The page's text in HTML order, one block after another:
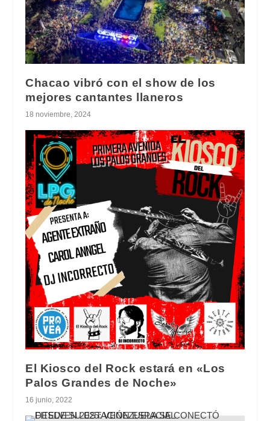
Chacao vibró con el show de los
mejores cantantes llaneros
18 noviembre, 2024
El Kiosco del Rock estará en «Los
Palos Grandes de Noche»
16 junio, 2022